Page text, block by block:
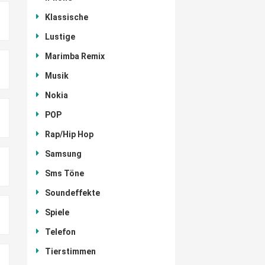
Klassische
Lustige
Marimba Remix
Musik
Nokia
POP
Rap/Hip Hop
Samsung
Sms Töne
Soundeffekte
Spiele
Telefon
Tierstimmen